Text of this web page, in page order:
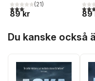
3,1utav 5 stjärnor. Totalt antal
(21)
89 kr
3,8
89
Du kanske också